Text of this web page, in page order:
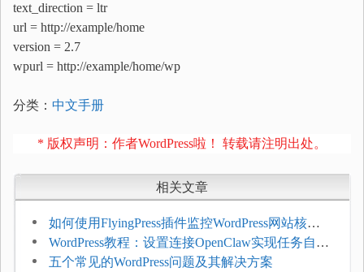
text_direction = ltr
url = http://example/home
version = 2.7
wpurl = http://example/home/wp
分类： 中文手册
* 版权声明：作者WordPress啦！ 转载请注明出处。
相关文章
如何使用FlyingPress插件监控WordPress网站核心
网页指标（CWV）
WordPress教程：设置连接OpenClaw实现任务自动
化
五个常见的WordPress问题及其解决方案